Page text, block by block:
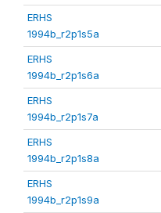
ERHS
1994b_r2p1s5a
ERHS
1994b_r2p1s6a
ERHS
1994b_r2p1s7a
ERHS
1994b_r2p1s8a
ERHS
1994b_r2p1s9a